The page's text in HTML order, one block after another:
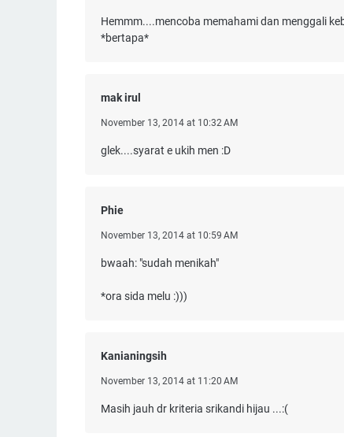
Hemmm....mencoba memahami dan menggali
*bertapa*
mak irul
November 13, 2014 at 10:32 AM
glek....syarat e ukih men :D
Phie
November 13, 2014 at 10:59 AM
bwaah: "sudah menikah"
*ora sida melu :)))
Kanianingsih
November 13, 2014 at 11:20 AM
Masih jauh dr kriteria srikandi hijau ...:(